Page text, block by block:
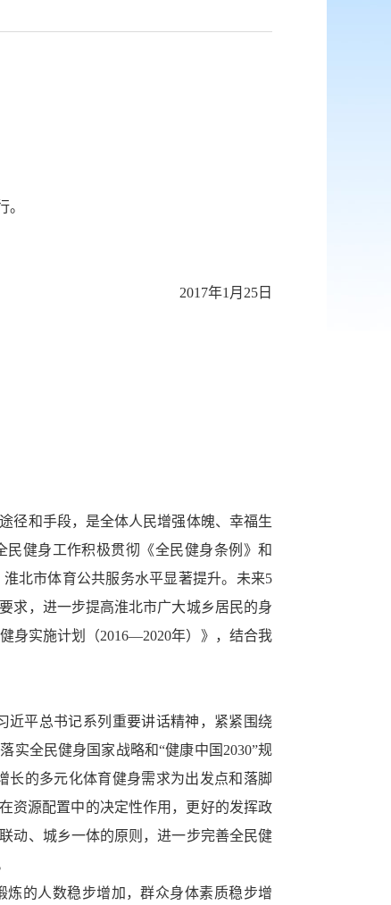
。
2017年1月25日
径和手段，是全体人民增强体魄、幸福生
健身工作积极贯彻《全民健身条例》和
北市体育公共服务水平显著提升。未来5
求，进一步提高淮北市广大城乡居民的身
身实施计划（2016—2020年）》，结合我
近平总书记系列重要讲话精神，紧紧围绕
实全民健身国家战略和“健康中国2030”规
长的多元化体育健身需求为出发点和落脚
资源配置中的决定性作用，更好的发挥政
动、城乡一体的原则，进一步完善全民健
炼的人数稳步增加，群众身体素质稳步增